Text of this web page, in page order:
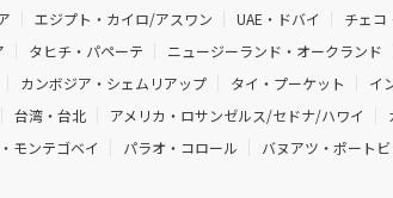
エジプト・カイロ/アスワン UAE・ドバイ チェコ
タヒチ・パペーテ ニュージーランド・オークランド
カンボジア・シェムリアップ タイ・プーケット イ
台湾・台北 アメリカ・ロサンゼルス/セドナ/ハワイ
モンテゴベイ パラオ・コロール バヌアツ・ポートビ